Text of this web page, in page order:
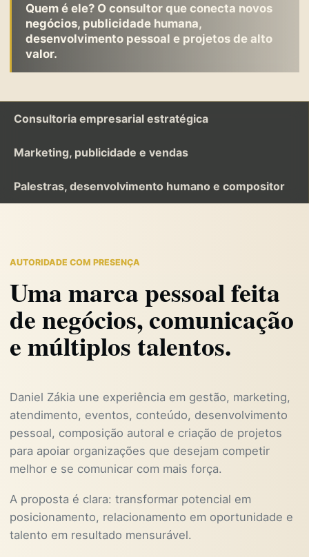
Quem é ele? O consultor que conecta novos
negócios, publicidade humana,
desenvolvimento pessoal e projetos de alto
valor.
Consultoria empresarial estratégica
Marketing, publicidade e vendas
Palestras, desenvolvimento humano e compositor
AUTORIDADE COM PRESENÇA
Uma marca pessoal feita
de negócios, comunicação
e múltiplos talentos.
Daniel Zákia une experiência em gestão, marketing,
atendimento, eventos, conteúdo, desenvolvimento
pessoal, composição autoral e criação de projetos
para apoiar organizações que desejam competir
melhor e se comunicar com mais força.
A proposta é clara: transformar potencial em
posicionamento, relacionamento em oportunidade e
talento em resultado mensurável.